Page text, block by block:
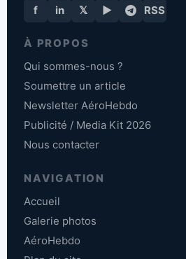
f in 𝕏 ▶ RSS
À PROPOS
Qui sommes-nous ?
Soumettre un article
Newsletter AéroHebdo
Publicité / Media Kit 2026
Nous contacter
NAVIGATION
Accueil
Galerie photos
AéroHebdo